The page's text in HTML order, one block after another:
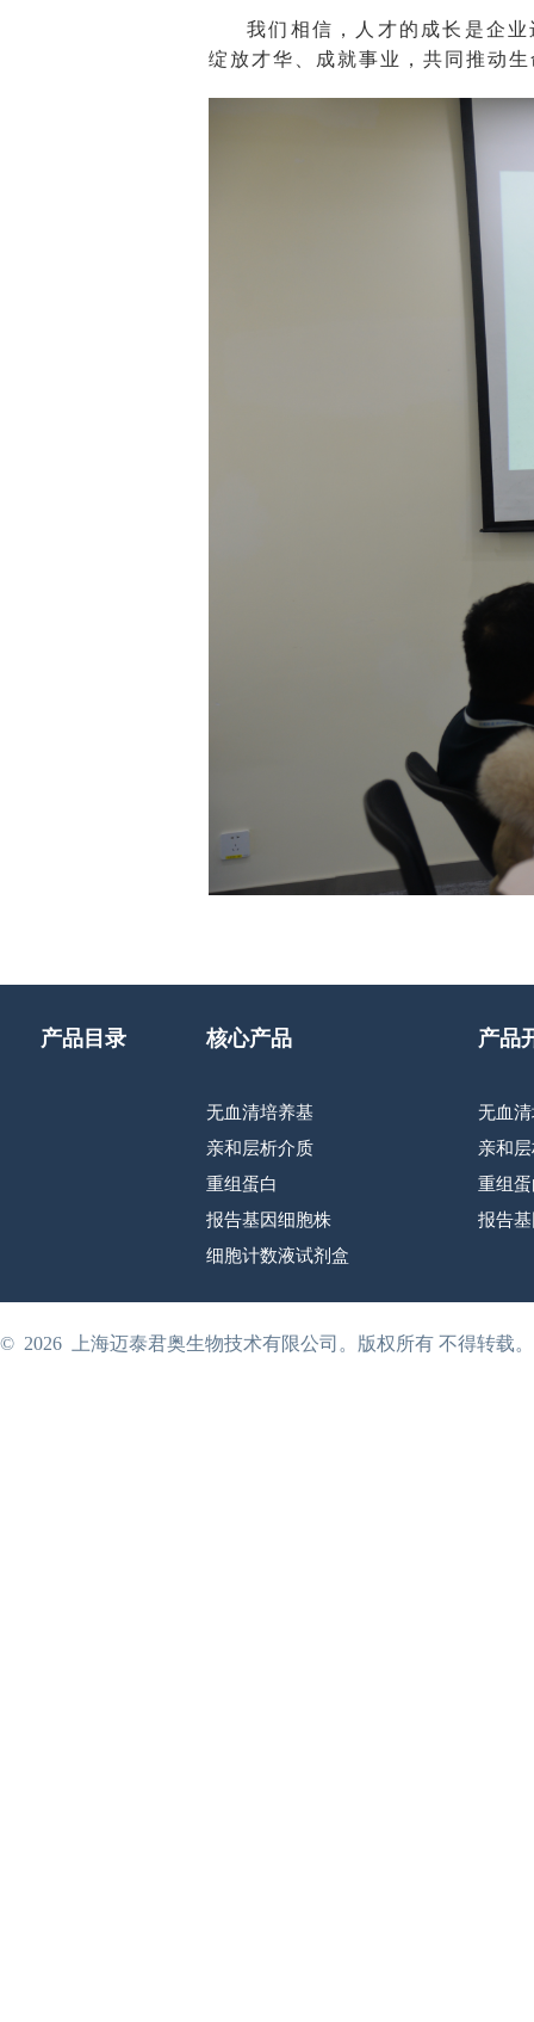
我们相信，人才的成长是企
绽放才华、成就事业，共同推动
产品目录 核心产品
无血清培养基
亲和层析介质
重组蛋白
报告基因细胞株
细胞计数液试剂盒
产品
无血
亲和
重组
报告
© 2026 上海迈泰君奥生物技术有限公司。版权所有 不得转载。